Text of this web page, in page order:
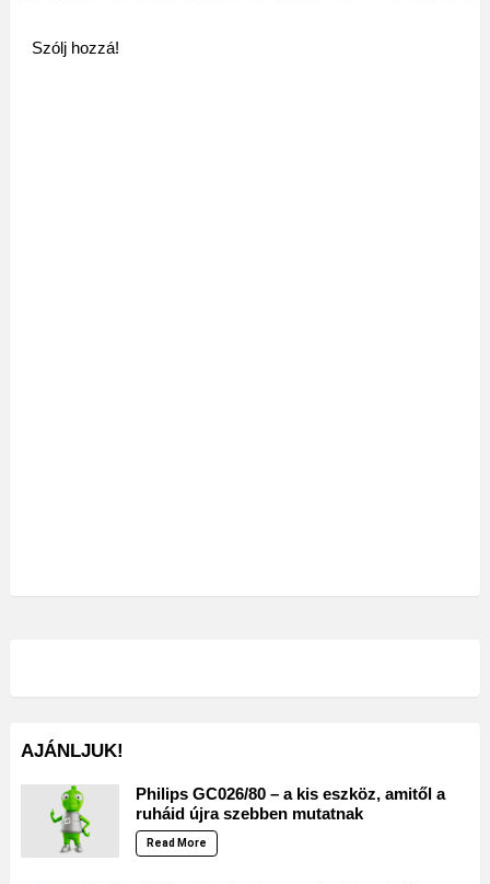
Szólj hozzá!
AJÁNLJUK!
Philips GC026/80 – a kis eszköz, amitől a
ruháid újra szebben mutatnak
Read More